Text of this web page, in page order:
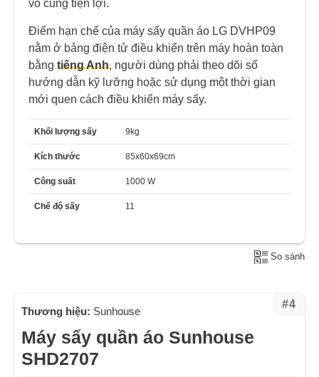
vô cùng tiện lợi.
Điểm hạn chế của máy sấy quần áo LG DVHP09
nằm ở bảng điện tử điều khiển trên máy hoàn toàn
bằng tiếng Anh, người dùng phải theo dõi sổ
hướng dẫn kỹ lưỡng hoặc sử dụng một thời gian
mới quen cách điều khiển máy sấy.
Khối lượng sấy 9kg
Kích thước 85x60x69cm
Công suất 1000 W
Chế độ sấy 11
So sánh
#4
Thương hiệu: Sunhouse
Máy sấy quần áo Sunhouse
SHD2707